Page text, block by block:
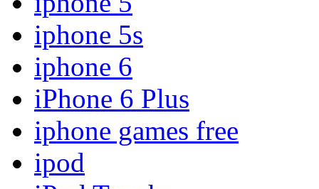
iphone 5s
iphone 6
iPhone 6 Plus
iphone games free
ipod